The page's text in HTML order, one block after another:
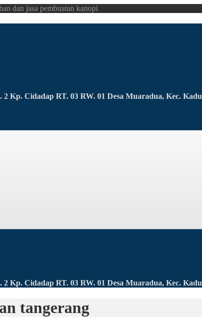
dan jasa pembuatan kanopi
Kp. Cidadap RT. 03 RW. 01 Desa Muaradua, Kec.
Kp. Cidadap RT. 03 RW. 01 Desa Muaradua, Kec.
tangerang